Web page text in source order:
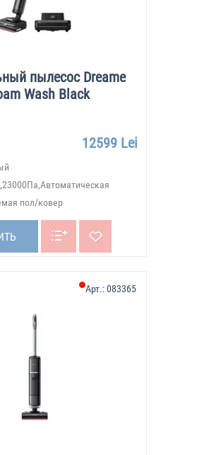
пылесос Dreame
Wash Black
12599 Lei
пол/ковер
Арт.:083365